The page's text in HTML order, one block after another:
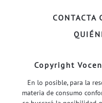
CONTACTA
Copyright
En lo posible, para la
materia de consumo